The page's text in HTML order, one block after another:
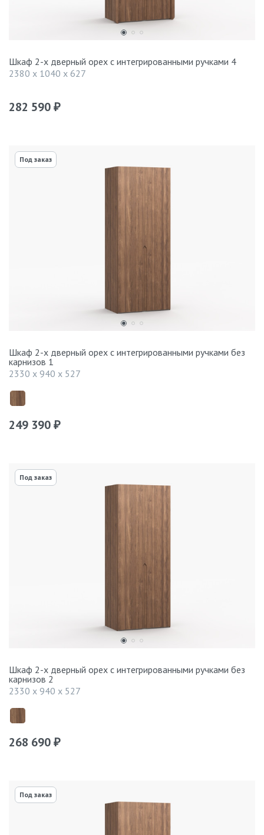
Шкаф 2-х дверный орех с интегрированными ручками 4
2380 x 1040 x 627
282 590 ₽
Под заказ
Шкаф 2-х дверный орех с интегрированными ручками без
карнизов 1
2330 x 940 x 527
249 390 ₽
Под заказ
Шкаф 2-х дверный орех с интегрированными ручками без
карнизов 2
2330 x 940 x 527
268 690 ₽
Под заказ